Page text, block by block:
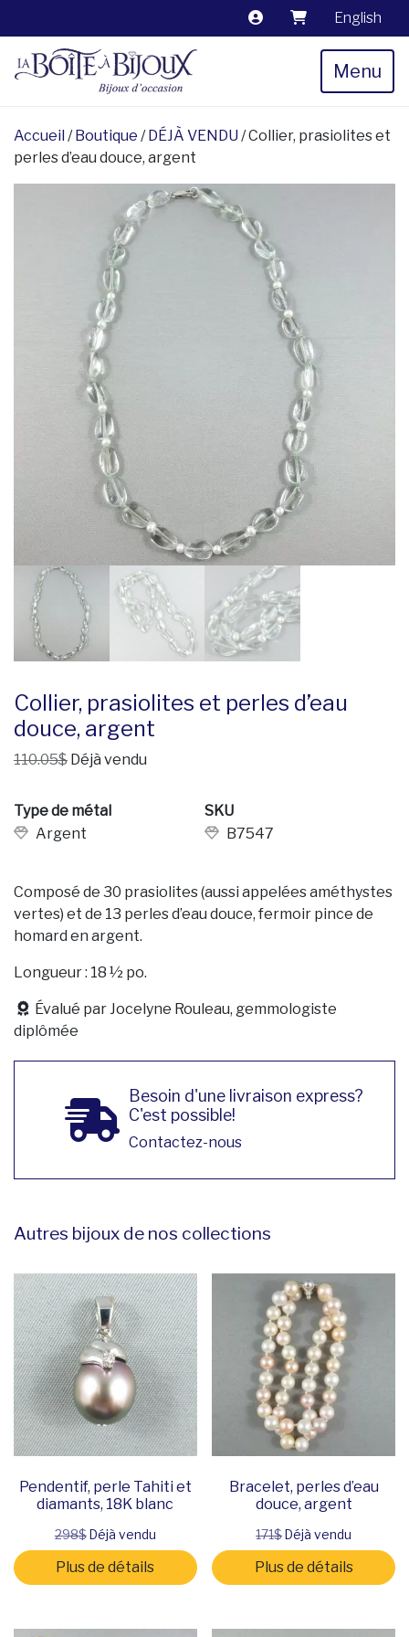
English
Menu
Accueil /Boutique /DÉJÀ VENDU / Collier, prasiolites et
perles d’eau douce, argent
Collier, prasiolites et perles d’eau
douce, argent
110.05$ Déjà vendu
Type de métal
Argent
SKU
B7547
Composé de 30 prasiolites (aussi appelées améthystes
vertes) et de 13 perles d’eau douce, fermoir pince de
homard en argent.
Longueur : 18 ½ po.
Évalué par Jocelyne Rouleau, gemmologiste
diplômée
Besoin d'une livraison express?
C'est possible!
Contactez-nous
Autres bijoux de nos collections
Pendentif, perle Tahiti et
diamants, 18K blanc
298$Déjà vendu
Plus de détails
Bracelet, perles d’eau
douce, argent
171$Déjà vendu
Plus de détails